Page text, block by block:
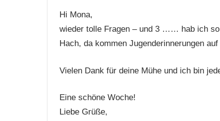
Hi Mona,
wieder tolle Fragen – und 3 …… hab ich
Hach, da kommen Jugenderinnerungen
Vielen Dank für deine Mühe und ich bin
Eine schöne Woche!
Liebe Grüße,